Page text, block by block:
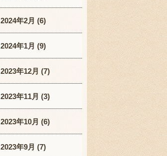
2024年2月 (6)
2024年1月 (9)
2023年12月 (7)
2023年11月 (3)
2023年10月 (6)
2023年9月 (7)